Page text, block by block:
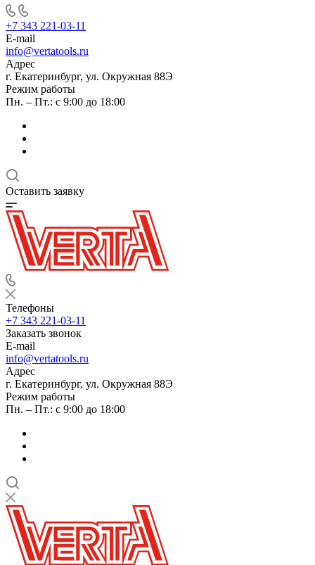
+7 343 221-03-11
E-mail
info@vertatools.ru
Адрес
г. Екатеринбург, ул. Окружная 88Э
Режим работы
Пн. – Пт.: с 9:00 до 18:00
Оставить заявку
Телефоны
+7 343 221-03-11
Заказать звонок
E-mail
info@vertatools.ru
Адрес
г. Екатеринбург, ул. Окружная 88Э
Режим работы
Пн. – Пт.: с 9:00 до 18:00